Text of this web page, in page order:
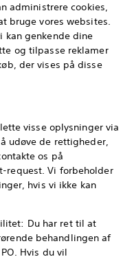
cookies,
bruge vores websites.
kan genkende dine
og tilpasse reklamer
der vises på disse
visse oplysninger via
udøve de rettigheder,
os på
request. Vi forbeholder
hvis vi ikke kan
Du har ret til at
behandlingen af
Hvis du vil